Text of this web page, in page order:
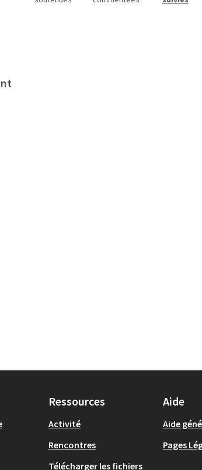
Ressources
Activité
Rencontres
Télécharger les fichiers
Aide
Aide
Pages